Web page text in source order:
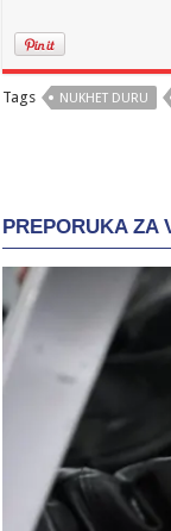
Tags NUKHET DURU